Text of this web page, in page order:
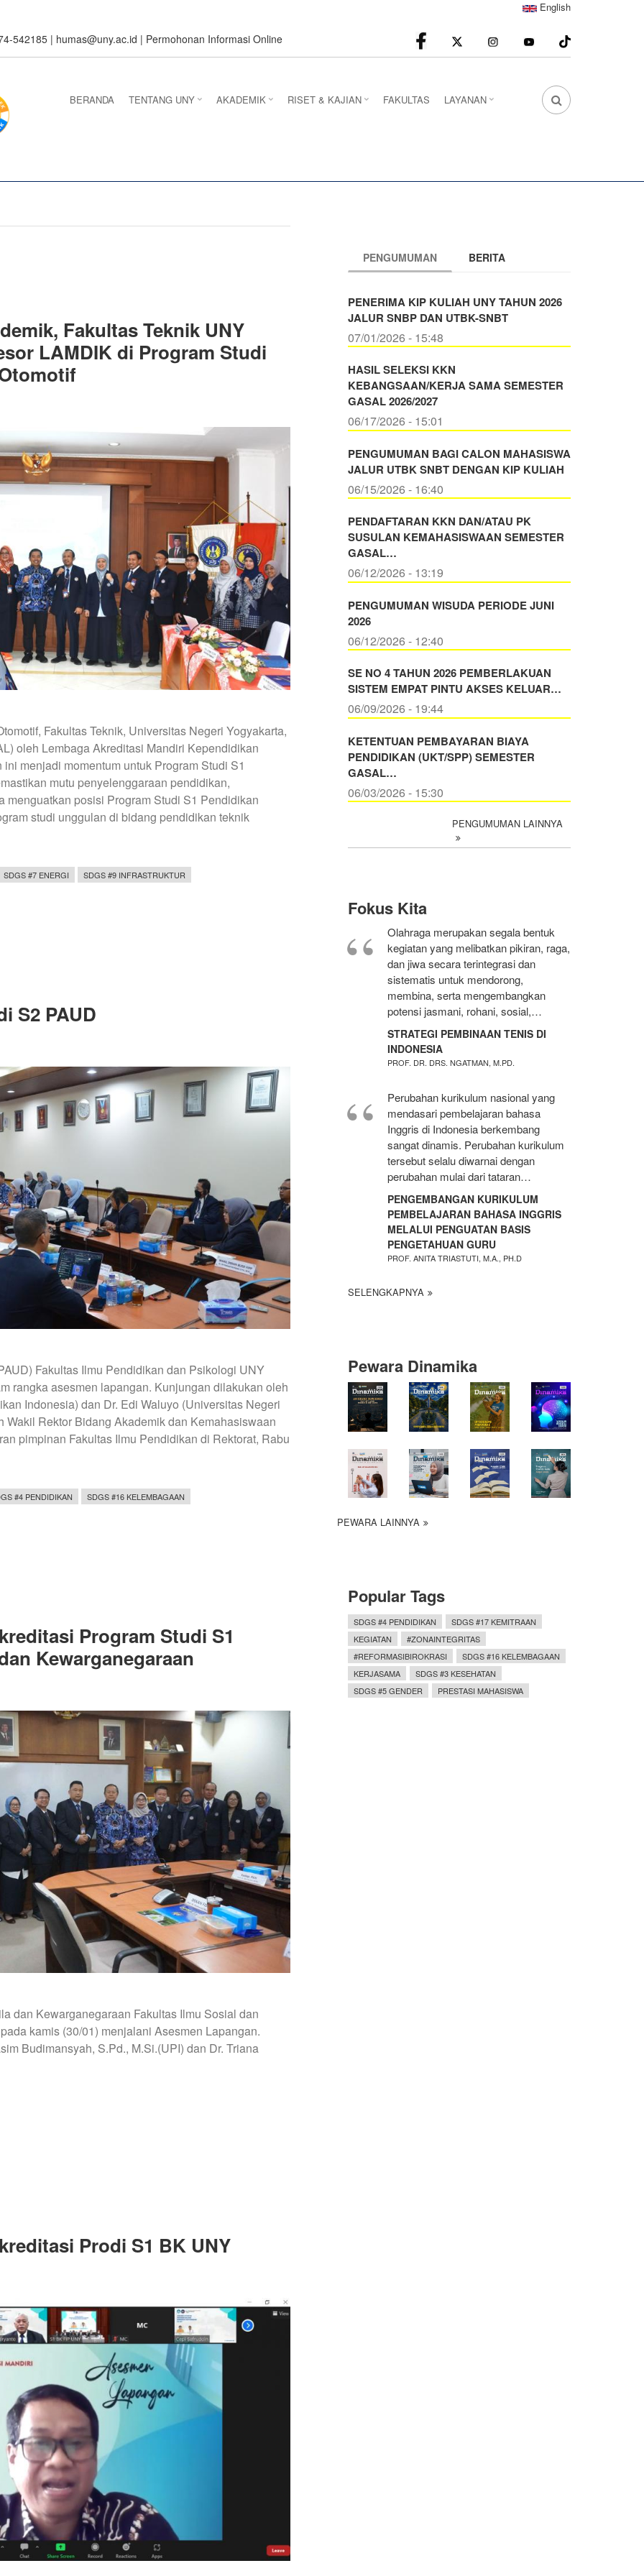
English
542185 | humas@uny.ac.id | Permohonan Informasi Online facebook Instagram youtube
FA
BERANDA TENTANG UNY AKADEMIK RISET & KAJIAN FAKULTAS LAYANAN
Fakultas Teknik UNY
LAMDIK di Program Studi
Fakultas Teknik, Universitas Negeri Yogyakarta,
oleh Lembaga Akreditasi Mandiri Kependidikan
menjadi momentum untuk Program Studi S1
mutu penyelenggaraan pendidikan,
menguatkan posisi Program Studi S1 Pendidikan
studi unggulan di bidang pendidikan teknik
SDGS #7 ENERGI SDGS #9 INFRASTRUKTUR
S2 PAUD
Fakultas Ilmu Pendidikan dan Psikologi UNY
rangka asesmen lapangan. Kunjungan dilakukan oleh
Indonesia) dan Dr. Edi Waluyo (Universitas Negeri
Wakil Rektor Bidang Akademik dan Kemahasiswaan
pimpinan Fakultas Ilmu Pendidikan di Rektorat, Rabu
#4 PENDIDIKAN SDGS #16 KELEMBAGAAN
Program Studi S1
Kewarganegaraan
dan Kewarganegaraan Fakultas Ilmu Sosial dan
kamis (30/01) menjalani Asesmen Lapangan.
Budimansyah, S.Pd., M.Si.(UPI) dan Dr. Triana
Prodi S1 BK UNY
PENGUMUMAN BERITA
PENERIMA KIP KULIAH UNY TAHUN 2026
JALUR SNBP DAN UTBK-SNBT
07/01/2026 - 15:48
HASIL SELEKSI KKN
KEBANGSAAN/KERJA SAMA SEMESTER
GASAL 2026/2027
06/17/2026 - 15:01
PENGUMUMAN BAGI CALON MAHASISWA
JALUR UTBK SNBT DENGAN KIP KULIAH
06/15/2026 - 16:40
PENDAFTARAN KKN DAN/ATAU PK
SUSULAN KEMAHASISWAAN SEMESTER
GASAL…
06/12/2026 - 13:19
PENGUMUMAN WISUDA PERIODE JUNI
2026
06/12/2026 - 12:40
SE NO 4 TAHUN 2026 PEMBERLAKUAN
SISTEM EMPAT PINTU AKSES KELUAR…
06/09/2026 - 19:44
KETENTUAN PEMBAYARAN BIAYA
PENDIDIKAN (UKT/SPP) SEMESTER
GASAL…
06/03/2026 - 15:30
PENGUMUMAN LAINNYA
Fokus Kita
Olahraga merupakan segala bentuk
kegiatan yang melibatkan pikiran, raga,
dan jiwa secara terintegrasi dan
sistematis untuk mendorong,
membina, serta mengembangkan
potensi jasmani, rohani, sosial,…
STRATEGI PEMBINAAN TENIS DI
INDONESIA
PROF. DR. DRS. NGATMAN, M.PD.
Perubahan kurikulum nasional yang
mendasari pembelajaran bahasa
Inggris di Indonesia berkembang
sangat dinamis. Perubahan kurikulum
tersebut selalu diwarnai dengan
perubahan mulai dari tataran…
PENGEMBANGAN KURIKULUM
PEMBELAJARAN BAHASA INGGRIS
MELALUI PENGUATAN BASIS
PENGETAHUAN GURU
PROF. ANITA TRIASTUTI, M.A., PH.D
SELENGKAPNYA
Pewara Dinamika
PEWARA LAINNYA
Popular Tags
SDGS #4 PENDIDIKAN
SDGS #17 KEMITRAAN
KEGIATAN
#ZONAINTEGRITAS
#REFORMASIBIROKRASI
SDGS #16 KELEMBAGAAN
KERJASAMA
SDGS #3 KESEHATAN
SDGS #5 GENDER
PRESTASI MAHASISWA